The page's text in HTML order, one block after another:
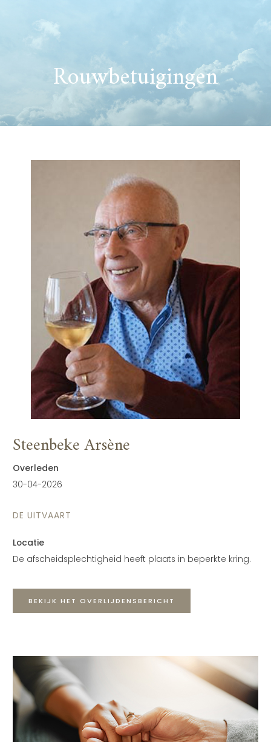
Rouwbetuigingen
Steenbeke Arsène
Overleden
30-04-2026
DE UITVAART
Locatie
De afscheidsplechtigheid heeft plaats in beperkte kring.
BEKIJK HET OVERLIJDENSBERICHT